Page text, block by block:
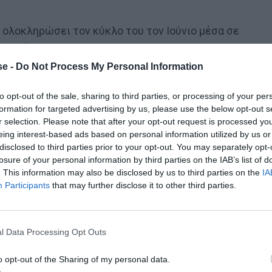
- Do Not Process My Personal Information
opt-out of the sale, sharing to third parties, or processing of your
for targeted advertising by us, please use the below opt-out
selection. Please note that after your opt-out request is processed
interest-based ads based on personal information utilized by us
to third parties prior to your opt-out. You may separately
of your personal information by third parties on the IAB’s list of
This information may also be disclosed by us to third parties on the
Participants that may further disclose it to other third parties.
Data Processing Opt Outs
opt-out of the Sharing of my personal data.
τον κύκλο του τον Ιούνιο μέσα σε
κάτι αντίστοιχο, δεν γίνεται να μετριαστεί.
πόσες σειρές εμφανίστηκαν με μια ταμπέλα
ακόμα σειρές που θέλησαν να φορέσουν αυτόν τον
δανέζικο Rain, επιχείρησαν να πατήσουν πάνω
κοινά στοιχεία με το Dark σε επίπεδο ιστορίας. Το
από τις ιδιότητες του Dark, ιδίως στο κομμάτι
ή ακόμα και του τόπου αφήγησης που θυμίζει
πύλη στο Dark (βλ. κεντρική φωτογραφία). Κάτι
και το μόνο που διαφοροποιεί την κάθε